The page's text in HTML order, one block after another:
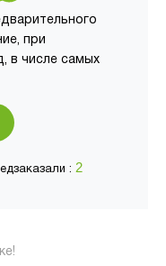
при
в числе самых
: 2